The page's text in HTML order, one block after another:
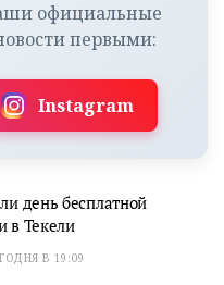
официальные
первыми:
Instagram
день бесплатной
в Текели
В 19:09